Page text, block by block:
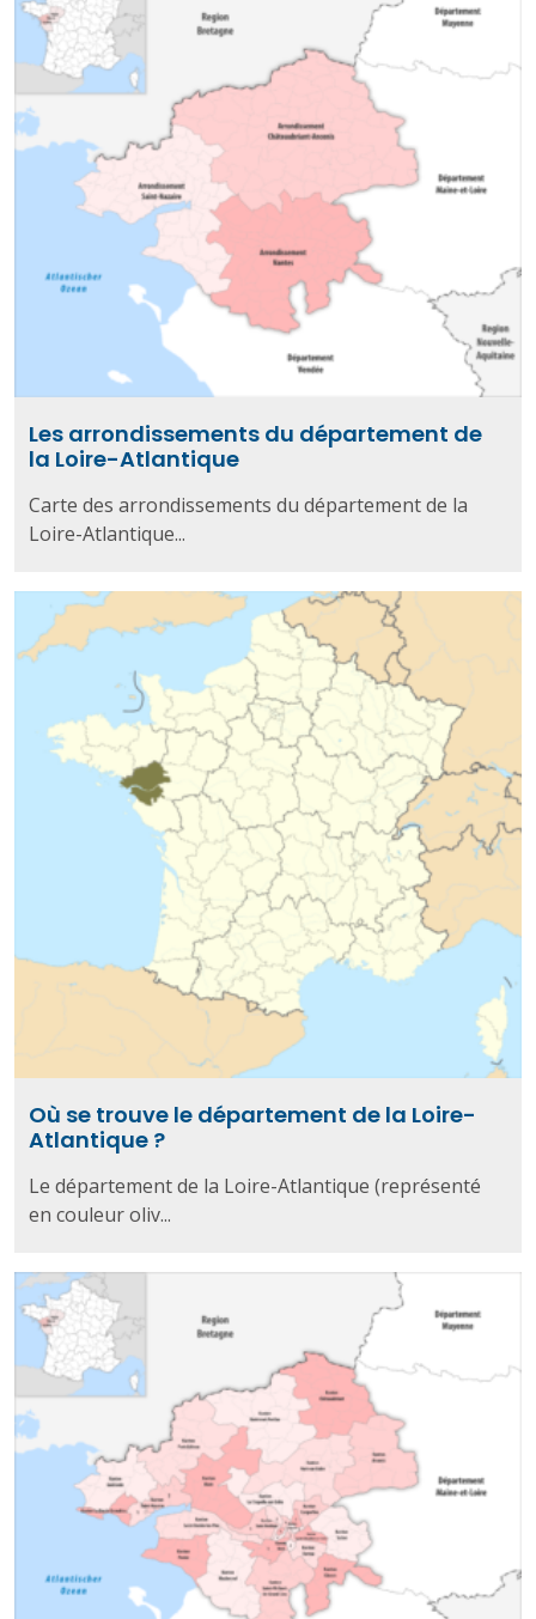
Les arrondissements du département de
la Loire-Atlantique
Carte des arrondissements du département de la
Loire-Atlantique...
Où se trouve le département de la Loire-
Atlantique ?
Le département de la Loire-Atlantique (représenté
en couleur oliv...